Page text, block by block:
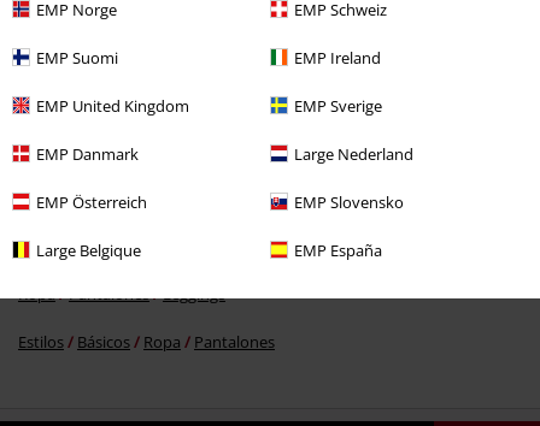
EMP Norge EMP Schweiz
EMP Suomi EMP Ireland
EMP United Kingdom EMP Sverige
EMP Danmark Large Nederland
EMP Österreich EMP Slovensko
Large Belgique EMP España
9,99 €
Más categorías. Más opciones
Young Rebels Mujer
Ropa Pantalones Pantalones largos
Estilos Ropa negra Pantalones negros Leggings negros
Ropa Pantalones Leggings
Estilos Básicos Ropa Pantalones